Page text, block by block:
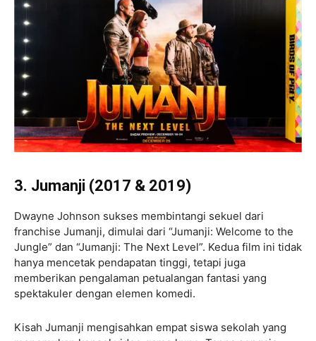
3. Jumanji (2017 & 2019)
Dwayne Johnson sukses membintangi sekuel dari
franchise Jumanji, dimulai dari “Jumanji: Welcome to the
Jungle” dan “Jumanji: The Next Level”. Kedua film ini tidak
hanya mencetak pendapatan tinggi, tetapi juga
memberikan pengalaman petualangan fantasi yang
spektakuler dengan elemen komedi.
Kisah Jumanji mengisahkan empat siswa sekolah yang